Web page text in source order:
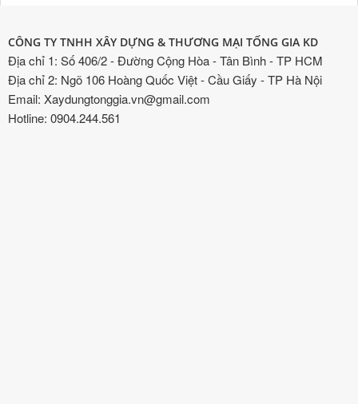
CÔNG TY TNHH XÂY DỰNG & THƯƠNG MẠI TỐNG GIA KD
Địa chỉ 1: Số 406/2 - Đường Cộng Hòa - Tân Bình - TP HCM
Địa chỉ 2: Ngõ 106 Hoàng Quốc Việt - Cầu Giấy - TP Hà Nội
Email: Xaydungtonggia.vn@gmail.com
Hotline: 0904.244.561